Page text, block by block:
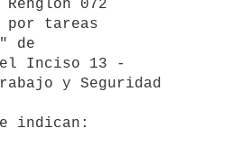
072
por tareas
de
Inciso 13 -
y Seguridad
indican: